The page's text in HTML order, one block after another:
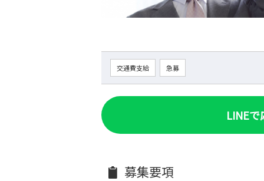
交通費支給 急募
LINEで
募集要項